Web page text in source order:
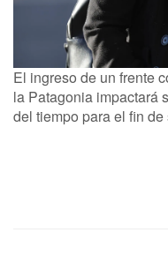
El ingreso de un frente
la Patagonia impactará
del tiempo para el fin